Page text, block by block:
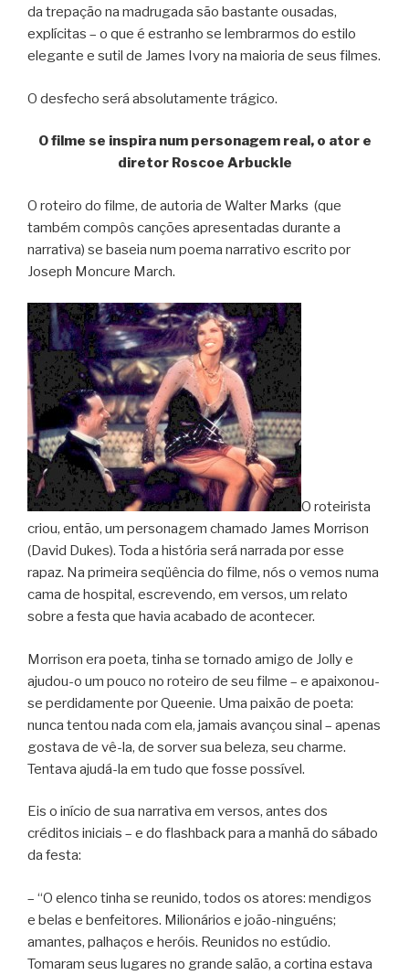
da trepação na madrugada são bastante ousadas,
explícitas – o que é estranho se lembrarmos do estilo
elegante e sutil de James Ivory na maioria de seus filmes.
O desfecho será absolutamente trágico.
O filme se inspira num personagem real, o ator e
diretor Roscoe Arbuckle
O roteiro do filme, de autoria de Walter Marks (que
também compôs canções apresentadas durante a
narrativa) se baseia num poema narrativo escrito por
Joseph Moncure March.
O roteirista
criou, então, um personagem chamado James Morrison
(David Dukes). Toda a história será narrada por esse
rapaz. Na primeira seqüência do filme, nós o vemos numa
cama de hospital, escrevendo, em versos, um relato
sobre a festa que havia acabado de acontecer.
Morrison era poeta, tinha se tornado amigo de Jolly e
ajudou-o um pouco no roteiro de seu filme – e apaixonou-
se perdidamente por Queenie. Uma paixão de poeta:
nunca tentou nada com ela, jamais avançou sinal – apenas
gostava de vê-la, de sorver sua beleza, seu charme.
Tentava ajudá-la em tudo que fosse possível.
Eis o início de sua narrativa em versos, antes dos
créditos iniciais – e do flashback para a manhã do sábado
da festa:
– “O elenco tinha se reunido, todos os atores: mendigos
e belas e benfeitores. Milionários e joão-ninguéns;
amantes, palhaços e heróis. Reunidos no estúdio.
Tomaram seus lugares no grande salão, a cortina estava